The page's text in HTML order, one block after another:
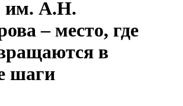
им. А.Н.
– место, где
в
шаги